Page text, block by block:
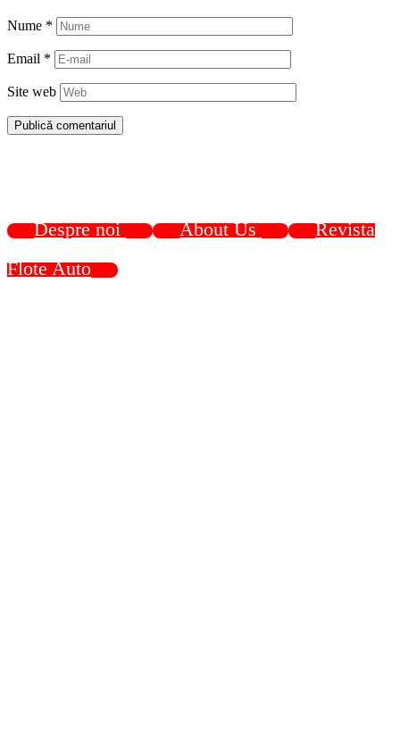
Nume *
Email *
Site web
Despre noi About Us
Revista
Flote Auto